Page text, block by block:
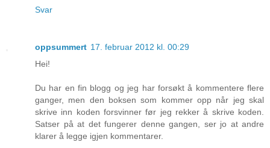
Svar
oppsummert 17. februar 2012 kl. 00:29
Hei!
Du har en fin blogg og jeg har forsøkt å kommentere flere
ganger, men den boksen som kommer opp når jeg skal
skrive inn koden forsvinner før jeg rekker å skrive koden.
Satser på at det fungerer denne gangen, ser jo at andre
klarer å legge igjen kommentarer.